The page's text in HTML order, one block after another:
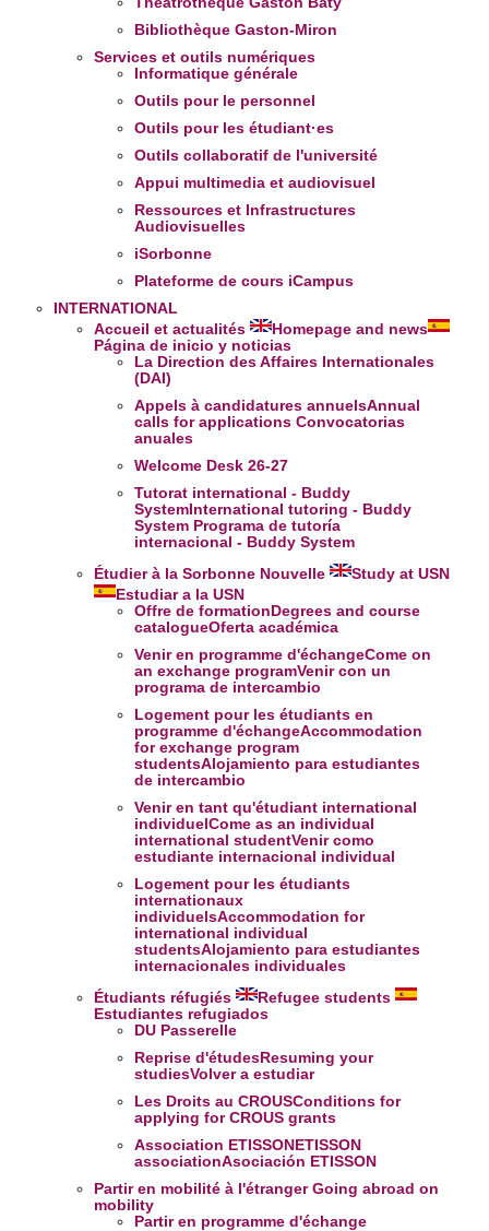
médias sociaux et d'analyser notre trafic. Nous
partageons également des informations sur l'utilisation de
notre site avec nos partenaires de médias sociaux, de
publicité et d'analyse, qui peuvent combiner celles-ci avec
d'autres informations que vous leur avez fournies ou qu'ils
ont collectées lors de votre utilisation de leurs services.
Bibliothèque Gaston-Miron
Services et outils numériques
Informatique générale
Outils pour le personnel
Outils pour les étudiant·es
Outils collaboratif de l'université
Appui multimedia et audiovisuel
Ressources et Infrastructures
Audiovisuelles
iSorbonne
Plateforme de cours iCampus
INTERNATIONAL
Accueil et actualités
Homepage and news
Página de inicio y noticias
La Direction des Affaires Internationales
(DAI)
Appels à candidatures annuelsAnnual
calls for applications Convocatorias
anuales
Welcome Desk 26-27
Tutorat international - Buddy
System International tutoring - Buddy
System Programa de tutoría
internacional - Buddy System
Étudier à la Sorbonne Nouvelle
Study at USN
Estudiar a la USN
Offre de formation Degrees and course
catalogueOferta académica
Venir en programme d'échangeCome on
an exchange programVenir con un
programa de intercambio
Logement pour les étudiants en
programme d'échangeAccommodation
for exchange program
studentsAlojamiento para estudiantes
de intercambio
Venir en tant qu'étudiant international
individuelCome as an individual
international studentVenir como
estudiante internacional individual
Logement pour les étudiants
internationaux
individuelsAccommodation for
international individual
studentsAlojamiento para estudiantes
internacionales individuales
Étudiants réfugiés
Refugee students
Estudiantes refugiados
DU Passerelle
Reprise d'études Resuming your
studiesVolver a estudiar
Les Droits au CROUSConditions for
applying for CROUS grants
Association ETISSON ETISSON
associationAsociación ETISSON
Partir en mobilité à l'étrangerGoing abroad on
mobility
Partir en programme d'échange